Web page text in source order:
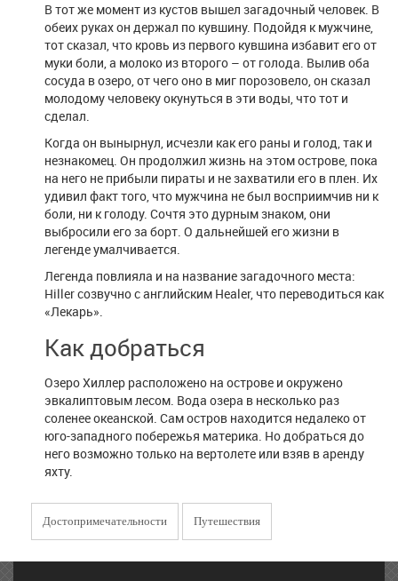
В тот же момент из кустов вышел загадочный человек. В
обеих руках он держал по кувшину. Подойдя к мужчине,
тот сказал, что кровь из первого кувшина избавит его от
муки боли, а молоко из второго – от голода. Вылив оба
сосуда в озеро, от чего оно в миг порозовело, он сказал
молодому человеку окунуться в эти воды, что тот и
сделал.
Когда он вынырнул, исчезли как его раны и голод, так и
незнакомец. Он продолжил жизнь на этом острове, пока
на него не прибыли пираты и не захватили его в плен. Их
удивил факт того, что мужчина не был восприимчив ни к
боли, ни к голоду. Сочтя это дурным знаком, они
выбросили его за борт. О дальнейшей его жизни в
легенде умалчивается.
Легенда повлияла и на название загадочного места:
Hiller созвучно с английским Healer, что переводиться как
«Лекарь».
Как добраться
Озеро Хиллер расположено на острове и окружено
эвкалиптовым лесом. Вода озера в несколько раз
соленее океанской. Сам остров находится недалеко от
юго-западного побережья материка. Но добраться до
него возможно только на вертолете или взяв в аренду
яхту.
Достопримечательности Путешествия